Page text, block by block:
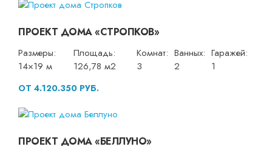
ПРОЕКТ ДОМА «СТРОПКОВ»
Размеры:
14×19 м
Площадь:
126,78 м2
Комнат:
3
Ванных:
2
Гаражей:
1
ОТ 4.120.350 РУБ.
ПРОЕКТ ДОМА «БЕЛЛУНО»